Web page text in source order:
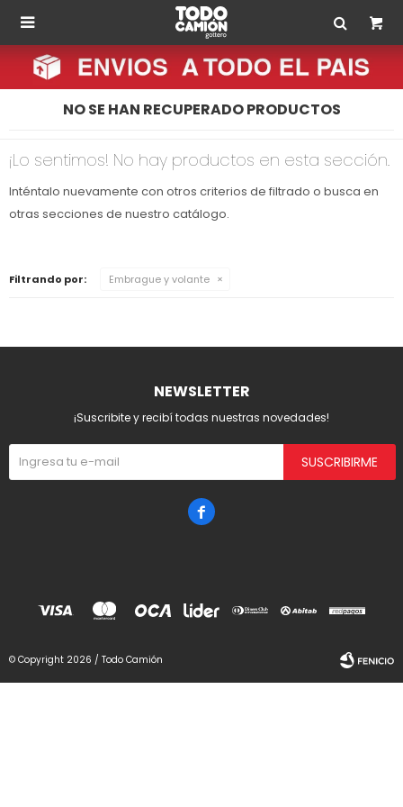

NO SE HAN RECUPERADO PRODUCTOS
¡Lo sentimos! No hay productos en esta sección.
Inténtalo nuevamente con otros criterios de filtrado o busca en
otras secciones de nuestro catálogo.
Filtrando por: Embrague y volante
NEWSLETTER
¡Suscribite y recibí todas nuestras novedades!
SUSCRIBIRME

© Copyright 2026 / Todo Camión